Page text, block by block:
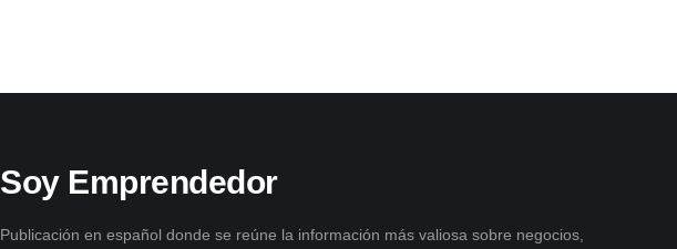
Soy Emprendedor
Publicación en español donde se reúne la información más valiosa sobre negocios,